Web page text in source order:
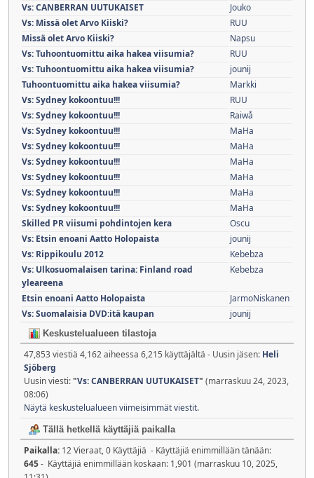
Vs: CANBERRAN UUTUKAISET
Jouko
Vs: Missä olet Arvo Kiiski?
RUU
Missä olet Arvo Kiiski?
Napsu
Vs: Tuhoontuomittu aika hakea viisumia?
RUU
Vs: Tuhoontuomittu aika hakea viisumia?
jounij
Tuhoontuomittu aika hakea viisumia?
Markki
Vs: Sydney kokoontuu!!!
RUU
Vs: Sydney kokoontuu!!!
Raiwå
Vs: Sydney kokoontuu!!!
MaHa
Vs: Sydney kokoontuu!!!
MaHa
Vs: Sydney kokoontuu!!!
MaHa
Vs: Sydney kokoontuu!!!
MaHa
Vs: Sydney kokoontuu!!!
MaHa
Vs: Sydney kokoontuu!!!
MaHa
Skilled PR viisumi pohdintojen kera
Oscu
Vs: Etsin enoani Aatto Holopaista
jounij
Vs: Rippikoulu 2012
Kebebza
Vs: Ulkosuomalaisen tarina: Finland road
yleareena
Kebebza
Etsin enoani Aatto Holopaista
JarmoNiskanen
Vs: Suomalaisia DVD:itä kaupan
jounij
Keskustelualueen tilastoja
47,853 viestiä 4,162 aiheessa 6,215 käyttäjältä - Uusin jäsen: Heli
Sjöberg
Uusin viesti:"Vs: CANBERRAN UUTUKAISET" (marraskuu 24, 2023,
08:06)
Näytä keskustelualueen viimeisimmät viestit.
Tällä hetkellä käyttäjiä paikalla
Paikalla: 12 Vieraat, 0 Käyttäjiä - Käyttäjiä enimmillään tänään:
645- Käyttäjiä enimmillään koskaan: 1,901 (marraskuu 10, 2025,